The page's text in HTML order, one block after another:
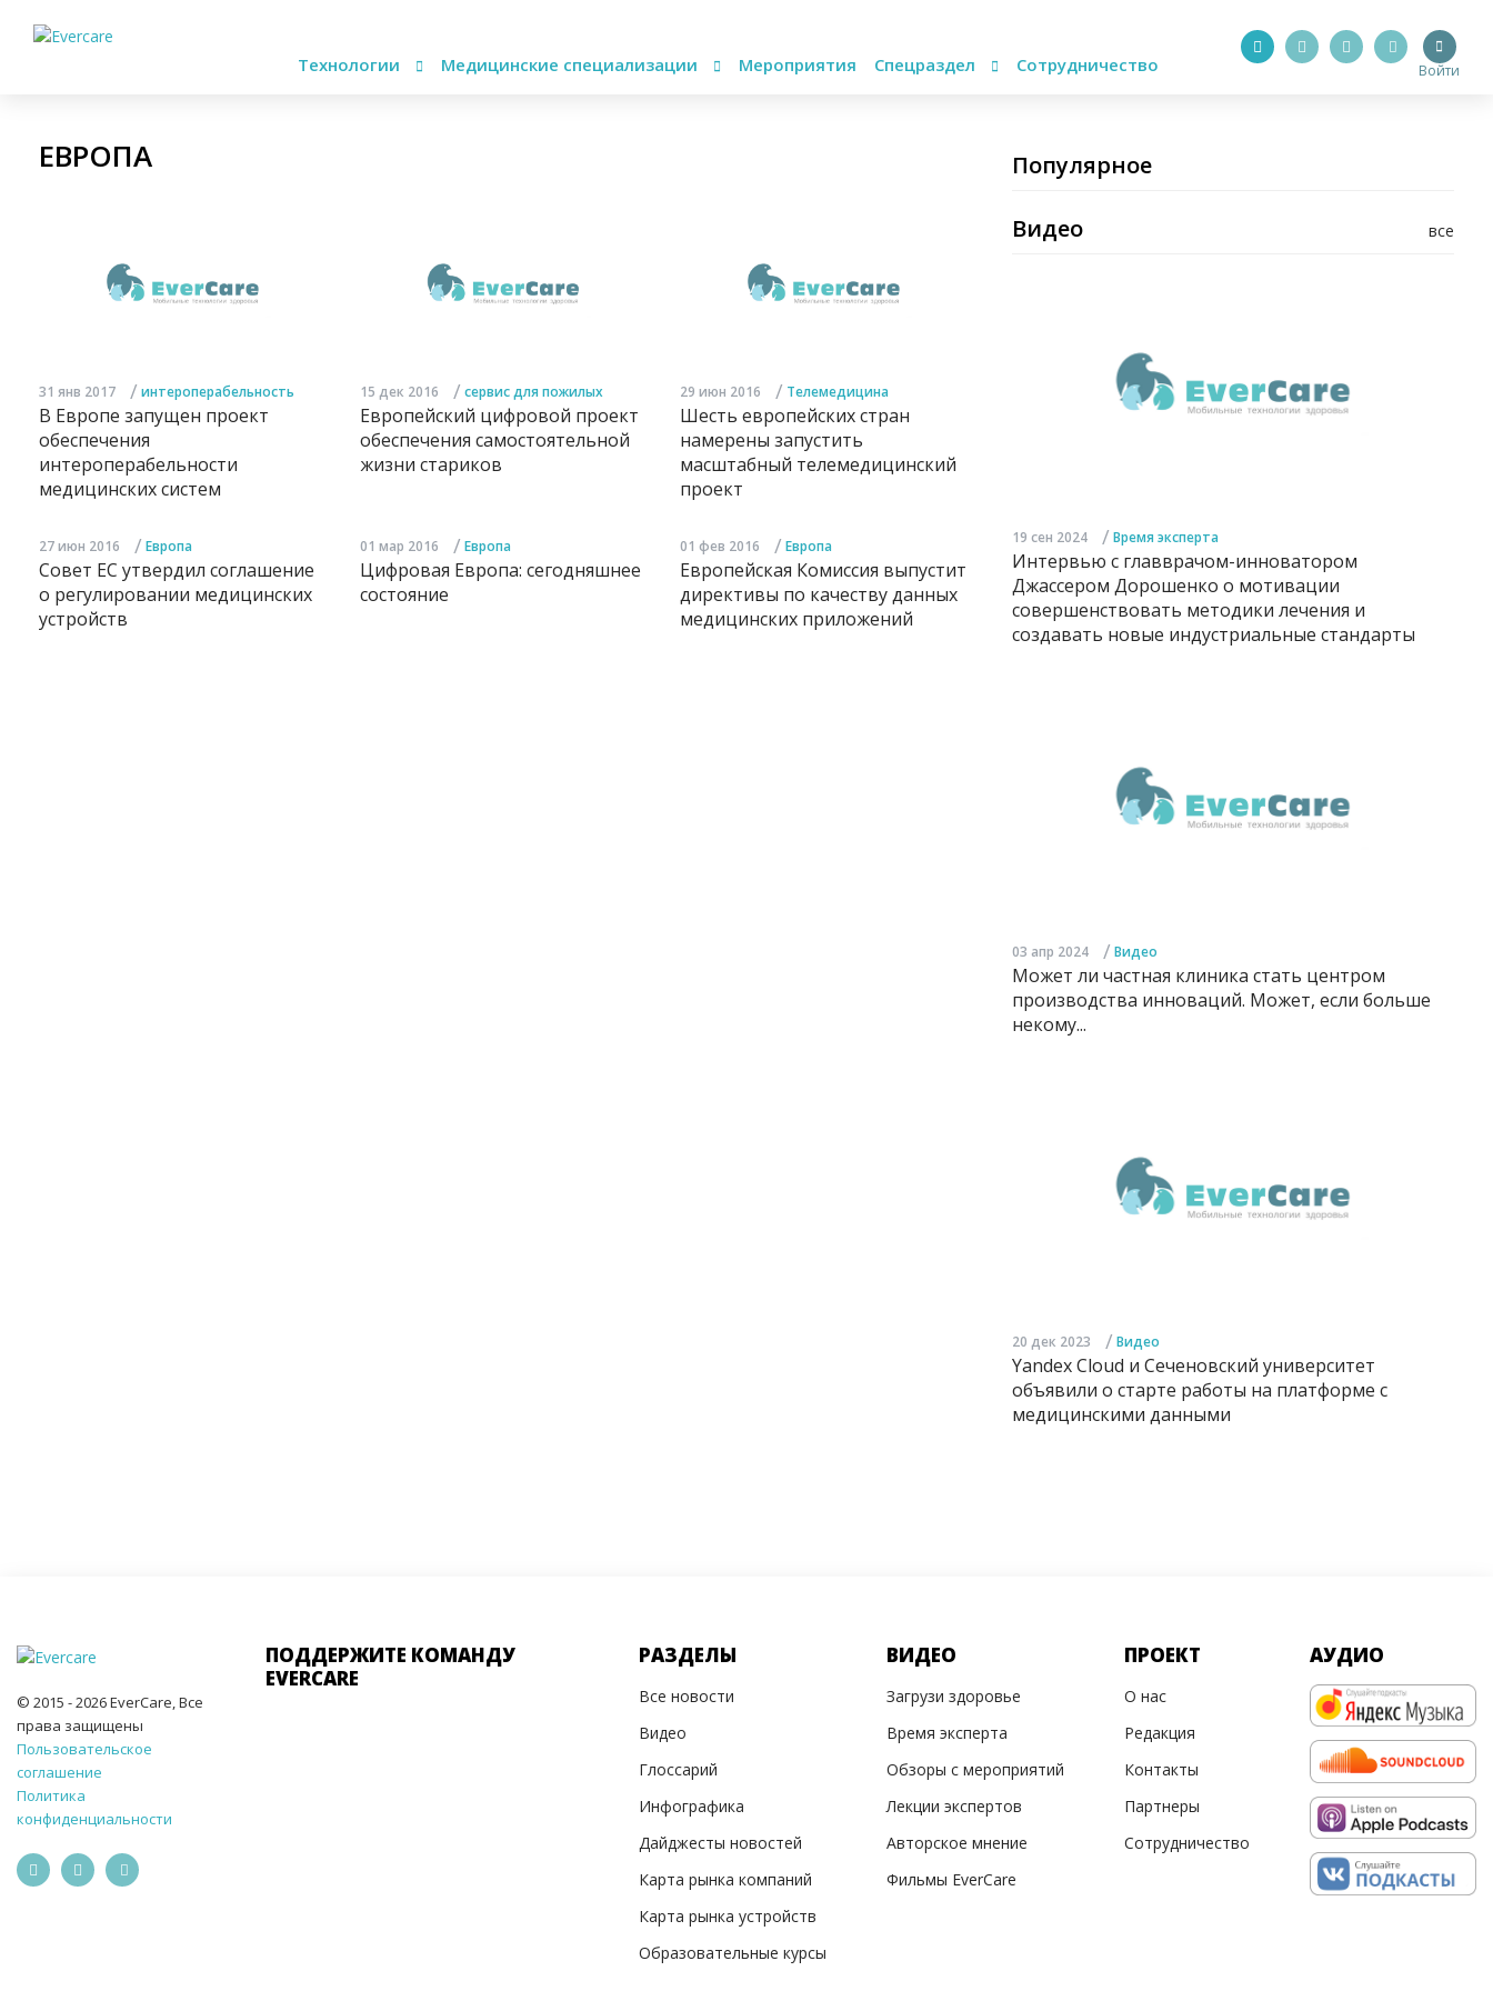
Технологии Медицинские специализации Мероприятия Спецраздел Сотрудничество Войти
ЕВРОПА
31 янв 2017 / интероперабельность
В Европе запущен проект
обеспечения
интероперабельности
медицинских систем
15 дек 2016 / сервис для пожилых
Европейский цифровой проект
обеспечения самостоятельной
жизни стариков
29 июн 2016 / Телемедицина
Шесть европейских стран
намерены запустить
масштабный телемедицинский
проект
27 июн 2016 / Европа
Совет ЕС утвердил соглашение
о регулировании медицинских
устройств
01 мар 2016 / Европа
Цифровая Европа: сегодняшнее
состояние
01 фев 2016 / Европа
Европейская Комиссия выпустит
директивы по качеству данных
медицинских приложений
Популярное
все
Видео
19 сен 2024 / Время эксперта
Интервью с главврачом-инноватором
Джассером Дорошенко о мотивации
совершенствовать методики лечения и
создавать новые индустриальные стандарты
03 апр 2024 / Видео
Может ли частная клиника стать центром
производства инноваций. Может, если больше
некому...
20 дек 2023 / Видео
Yandex Cloud и Сеченовский университет
объявили о старте работы на платформе с
медицинскими данными
© 2015 - 2026 EverCare, Все
права защищены
Пользовательское
соглашение
Политика
конфиденциальности
ПОДДЕРЖИТЕ КОМАНДУ
EVERCARE
РАЗДЕЛЫ
Все новости
Видео
Глоссарий
Инфографика
Дайджесты новостей
Карта рынка компаний
Карта рынка устройств
Образовательные курсы
ВИДЕО
Загрузи здоровье
Время эксперта
Обзоры с мероприятий
Лекции экспертов
Авторское мнение
Фильмы EverCare
ПРОЕКТ
О нас
Редакция
Контакты
Партнеры
Сотрудничество
АУДИО